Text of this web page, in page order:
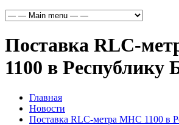
Поставка RLC-
1100 в Республику
Главная
Новости
Поставка RLC-метра МНС 1100 в